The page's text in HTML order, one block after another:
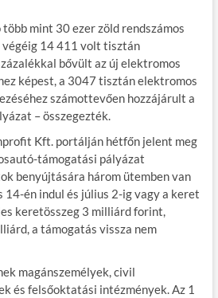
mint 30 ezer zöld rendszámos
14 411 volt tisztán
bővült az új elektromos
képest, a 3047 tisztán elektromos
számottevően hozzájárult a
– összegezték.
Kft. portálján hétfőn jelent meg
támogatási pályázat
benyújtására három ütemben van
14-én indul és július 2-ig vagy a keret
keretösszeg 3 milliárd forint,
a támogatás vissza nem
magánszemélyek, civil
és felsőoktatási intézmények. Az 1